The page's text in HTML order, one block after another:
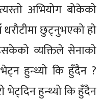
अभियोग बोकेको
छुट्नुभएको हो
व्यक्तिले सेनाको
हुन्थ्यो कि हुँदैन ?
भेट्दिन हुन्थ्यो कि हुँदैन